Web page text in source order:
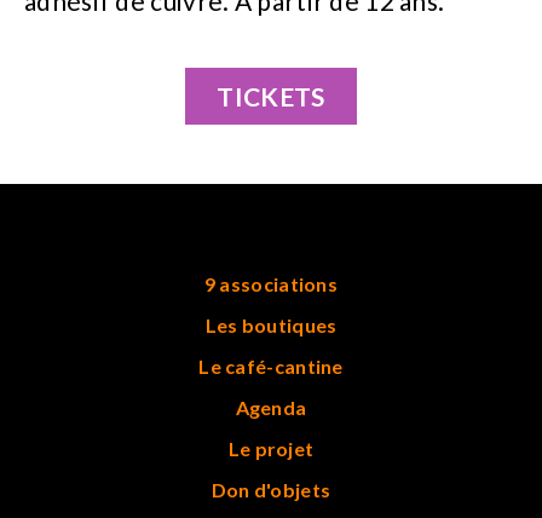
TICKETS
9 associations
Les boutiques
Le café-cantine
Agenda
Le projet
Don d'objets